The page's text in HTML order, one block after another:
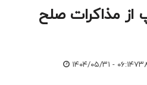
مذاکرات صلح
۱۴۰۴/۰۵/۳۱ - ۰۶:۱۴